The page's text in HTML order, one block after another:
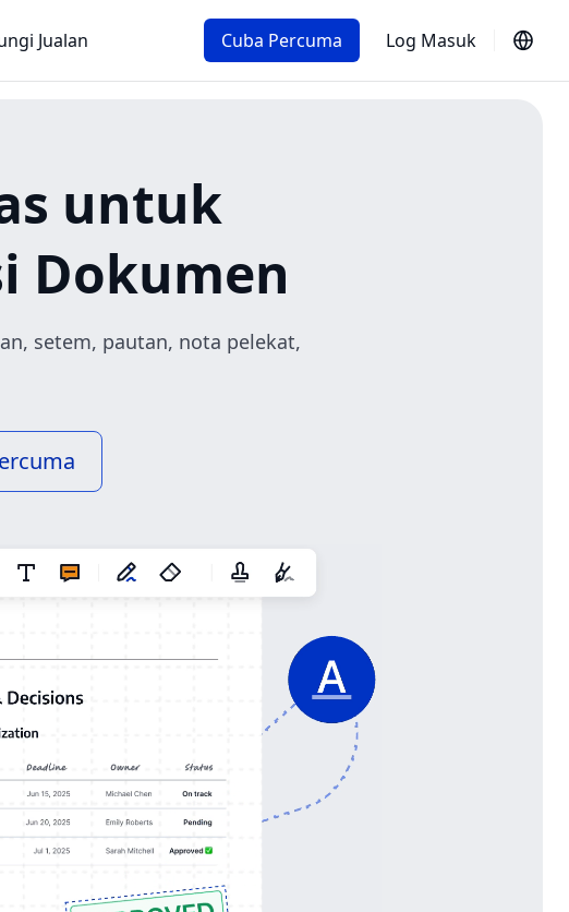
Jualan Cuba Percuma Log Masuk
untuk
Dokumen
setem, pautan, nota pelekat,